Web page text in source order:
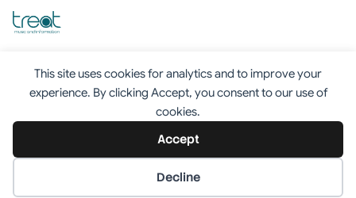
This site uses cookies for analytics and to improve your
experience. By clicking Accept, you consent to our use of
cookies.
Accept
Decline
Tentang Redaksi Kontak Disclaimer
Iklan